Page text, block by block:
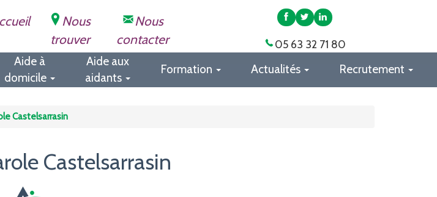
Nous
trouver
Nous
contacter
APAS
sur
Facebook
APAS
sur
Twitter
APAS
sur
LinkedIn
05 63 32 71 80
Aide à
domicile
Aide aux
aidants
Formation Actualités Recrutement
Castelsarrasin
Castelsarrasin